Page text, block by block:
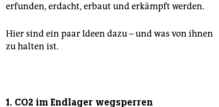
erfunden, erdacht, erbaut und erkämpft werden.
Hier sind ein paar Ideen dazu – und was von ihnen
zu halten ist.
1. CO2 im Endlager wegsperren